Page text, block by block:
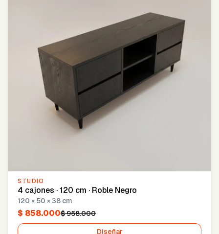
STUDIO
4 cajones · 120 cm · Roble Negro
120 × 50 × 38 cm
$ 858.000$ 958.000
Diseñar